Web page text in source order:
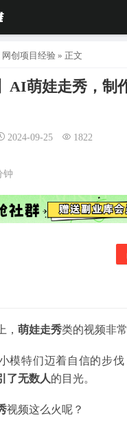
网创项目经验 » 正文
AI萌娃走秀，制
2024-09-25 1822
钟
， 萌娃走秀类的视频非常
模特们迈着自信的步
了无数人的目光。
视频这么火呢？